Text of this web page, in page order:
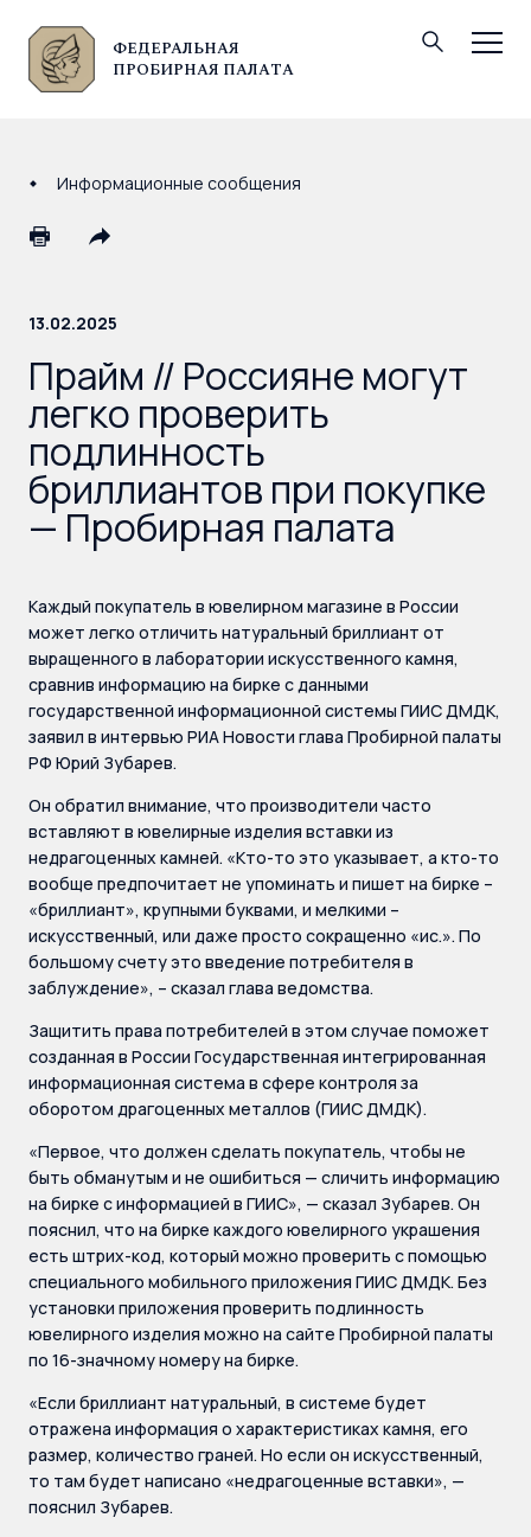
ФЕДЕРАЛЬНАЯ
ПРОБИРНАЯ ПАЛАТА
© Федеральная пробирная палата, 2026
Информационные сообщения
13.02.2025
Прайм // Россияне могут
легко проверить
подлинность
бриллиантов при покупке
— Пробирная палата
Каждый покупатель в ювелирном магазине в России
может легко отличить натуральный бриллиант от
выращенного в лаборатории искусственного камня,
сравнив информацию на бирке с данными
государственной информационной системы ГИИС ДМДК,
заявил в интервью РИА Новости глава Пробирной палаты
РФ Юрий Зубарев.
Он обратил внимание, что производители часто
вставляют в ювелирные изделия вставки из
недрагоценных камней. «Кто-то это указывает, а кто-то
вообще предпочитает не упоминать и пишет на бирке –
«бриллиант», крупными буквами, и мелкими –
искусственный, или даже просто сокращенно «ис.». По
большому счету это введение потребителя в
заблуждение», – сказал глава ведомства.
Защитить права потребителей в этом случае поможет
созданная в России Государственная интегрированная
информационная система в сфере контроля за
оборотом драгоценных металлов (ГИИС ДМДК).
«Первое, что должен сделать покупатель, чтобы не
быть обманутым и не ошибиться — сличить информацию
на бирке с информацией в ГИИС», — сказал Зубарев. Он
пояснил, что на бирке каждого ювелирного украшения
есть штрих-код, который можно проверить с помощью
специального мобильного приложения ГИИС ДМДК. Без
установки приложения проверить подлинность
ювелирного изделия можно на сайте Пробирной палаты
по 16-значному номеру на бирке.
«Если бриллиант натуральный, в системе будет
отражена информация о характеристиках камня, его
размер, количество граней. Но если он искусственный,
то там будет написано «недрагоценные вставки», —
пояснил Зубарев.